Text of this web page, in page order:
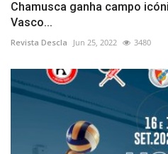
Chamusca ganha campo
Vasco...
Revista Descla Jun 25, 2022 3480